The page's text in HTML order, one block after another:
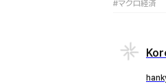
#マクロ経済